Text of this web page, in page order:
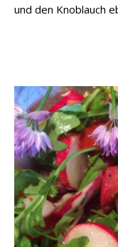
und den Knoblauch